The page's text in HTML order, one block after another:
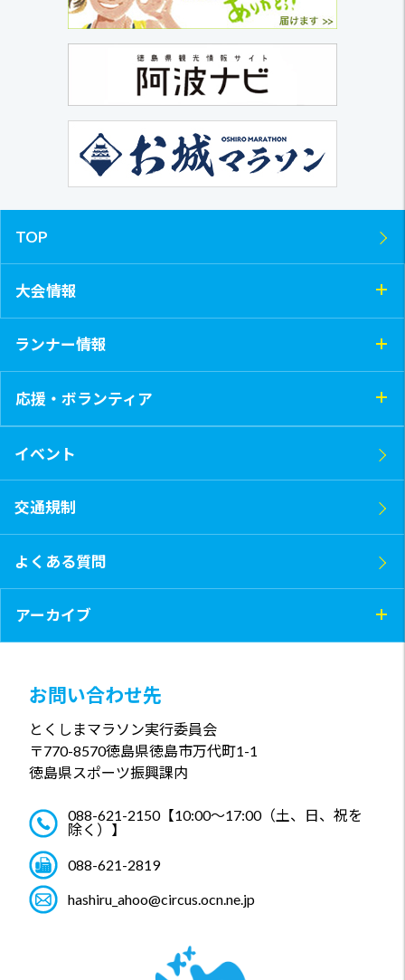
TOP
大会情報
ランナー情報
応援・ボランティア
イベント
交通規制
よくある質問
アーカイブ
お問い合わせ先
とくしまマラソン実行委員会
〒770-8570徳島県徳島市万代町1-1
徳島県スポーツ振興課内
088-621-2150【10:00～17:00（土、日、祝を
除く）】
088-621-2819
hashiru_ahoo@circus.ocn.ne.jp